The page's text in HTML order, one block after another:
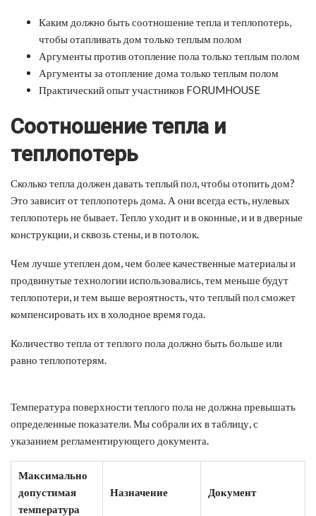
Каким должно быть соотношение тепла и теплопотерь,
чтобы отапливать дом только теплым полом
Аргументы против отопление пола только теплым полом
Аргументы за отопление дома только теплым полом
Практический опыт участников FORUMHOUSE
Соотношение тепла и
теплопотерь
Сколько тепла должен давать теплый пол, чтобы отопить дом?
Это зависит от теплопотерь дома. А они всегда есть, нулевых
теплопотерь не бывает. Тепло уходит и в оконные, и и в дверные
конструкции, и сквозь стены, и в потолок.
Чем лучше утеплен дом, чем более качественные материалы и
продвинутые технологии использовались, тем меньше будут
теплопотери, и тем выше вероятность, что теплый пол сможет
компенсировать их в холодное время года.
Количество тепла от теплого пола должно быть больше или
равно теплопотерям.
Температура поверхности теплого пола не должна превышать
определенные показатели. Мы собрали их в таблицу, с
указанием регламентирующего документа.
Максимально
допустимая
температура
Назначение Документ